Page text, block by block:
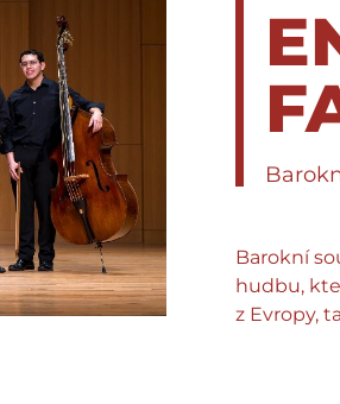
Barokní
hudbu,
z Evropy,